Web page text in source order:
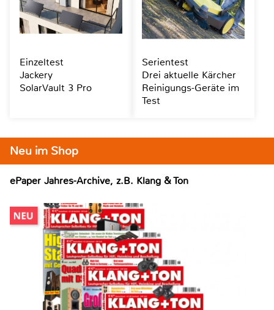
Neu im Shop
ePaper Jahres-Archive, z.B. Klang & Ton
Einzeltest
Jackery
SolarVault 3 Pro
Serientest
Drei aktuelle Kärcher
Reinigungs-Geräte im
Test